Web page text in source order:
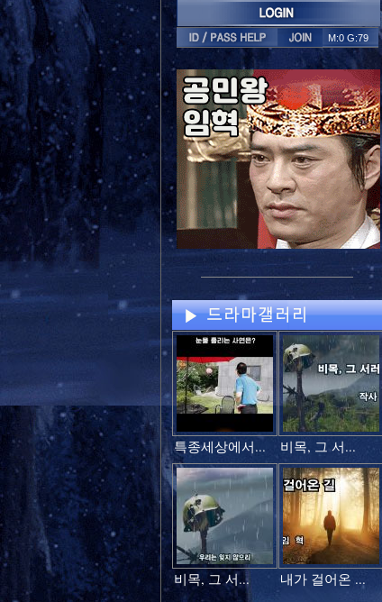
M:0 G:79
특종세상에서... 비목, 그 서...
비목, 그 서... 내가 걸어온 ...